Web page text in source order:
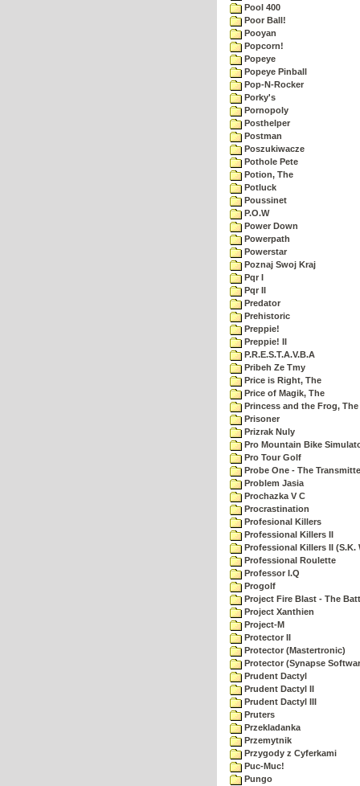
Pool 400
Poor Ball!
Pooyan
Popcorn!
Popeye
Popeye Pinball
Pop-N-Rocker
Porky's
Pornopoly
Posthelper
Postman
Poszukiwacze
Pothole Pete
Potion, The
Potluck
Poussinet
P.O.W
Power Down
Powerpath
Powerstar
Poznaj Swoj Kraj
Pqr I
Pqr II
Predator
Prehistoric
Preppie!
Preppie! II
P.R.E.S.T.A.V.B.A
Pribeh Ze Tmy
Price is Right, The
Price of Magik, The
Princess and the Frog, The
Prisoner
Prizrak Nuly
Pro Mountain Bike
Pro Tour Golf
Probe One - The
Problem Jasia
Prochazka V C
Procrastination
Profesional Killers
Professional Killers II
Professional Killers II (S.K.
Professional Roulette
Professor I.Q
Progolf
Project Fire Blast - The
Project Xanthien
Project-M
Protector II
Protector (Mastertronic)
Protector (Synapse
Prudent Dactyl
Prudent Dactyl II
Prudent Dactyl III
Pruters
Przekladanka
Przemytnik
Przygody z Cyferkami
Puc-Muc!
Pungo